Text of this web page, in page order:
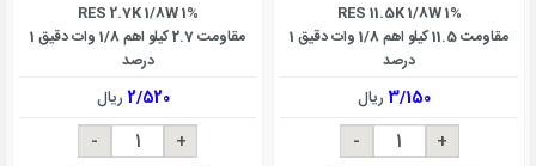
RES 11.5K 1/8W 1%
مقاومت 11.5 کیلو اهم 1/8 وات دقیق 1
درصد
3/150ریال
RES 2.7K 1/8W 1%
مقاومت 2.7 کیلو اهم 1/8 وات دقیق 1
درصد
2/520ریال